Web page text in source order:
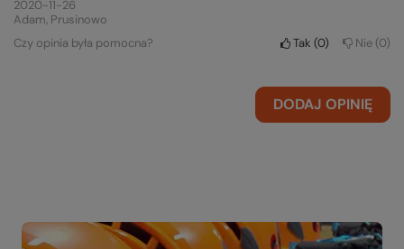
2020-11-26
Adam, Prusinowo
Czy opinia była pomocna?
Tak 0 Nie 0
DODAJ OPINIĘ